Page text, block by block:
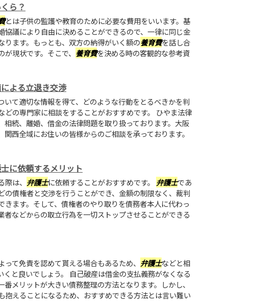
ら？
とは子供の監護や教育のために必要な費用をいいます。基
協議により自由に決めることができるので、一律に同じ金
ります。もっとも、双方の納得がいく額の養育費を話し合
現状です。そこで、 養育費を決める時の客観的な参考資
よる立退き交渉
いて適切な情報を得て、どのような行動をとるべきかを判
どの専門家に相談をすることがおすすめです。 ひやま法律
相続、離婚、借金の法律問題を取り扱っております。大阪
西全域にお住いの皆様からのご相談を承っております。
に依頼するメリット
は、 弁護士に依頼することがおすすめです。 弁護士であ
の債権者と交渉を行うことができ、金額の制限なく、裁判
きます。そして、債権者のやり取りを債務者本人に代わっ
者などからの取立行為を一切ストップさせることができる
て免責を認めて貰える場合もあるため、 弁護士などと相
くと良いでしょう。 自己破産は借金の支払義務がなくなる
メリットが大きい債務整理の方法となります。しかし、
抱えることになるため、おすすめできる方法とは言い難い